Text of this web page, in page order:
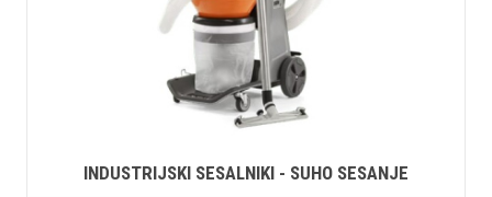
INDUSTRIJSKI SESALNIKI - SUHO SESANJE